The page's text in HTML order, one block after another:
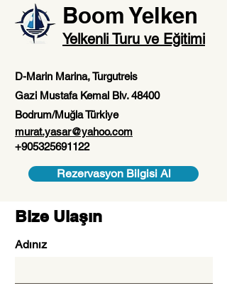
Boom Yelken
Yelkenli Turu ve Eğitimi
D-Marin Marina, Turgutreis
Gazi Mustafa Kemal Blv. 48400
Bodrum/MuğlaTürkiye
murat.yasar@yahoo.com
+905325691122
Rezervasyon Bilgisi Al
Bize Ulaşın
Adınız